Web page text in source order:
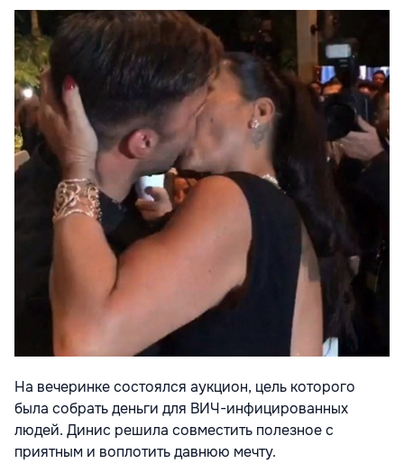
На вечеринке состоялся аукцион, цель которого
была собрать деньги для ВИЧ-инфицированных
людей. Динис решила совместить полезное с
приятным и воплотить давнюю мечту.